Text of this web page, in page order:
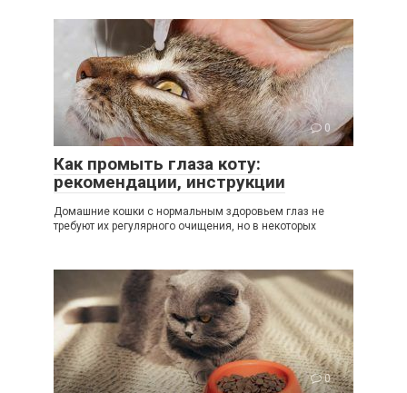
0
Как промыть глаза коту:
рекомендации, инструкции
Домашние кошки с нормальным здоровьем глаз не
требуют их регулярного очищения, но в некоторых
0